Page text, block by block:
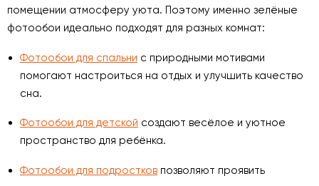
помещении атмосферу уюта. Поэтому именно зелёные
фотообои идеально подходят для разных комнат:
Фотообои для спальни с природными мотивами
помогают настроиться на отдых и улучшить качество
сна.
Фотообои для детской создают весёлое и уютное
пространство для ребёнка.
Фотообои для подростков позволяют проявить